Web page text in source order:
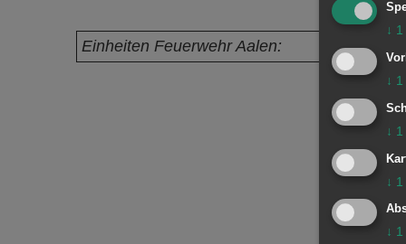
Einheiten Feuerwehr Aalen:
↓ 1
↓ 1
↓ 1
↓ 1
↓ 1